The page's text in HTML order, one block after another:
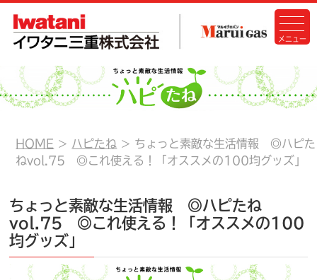
HOME ハピたね
ちょっと素敵な生活情報 ◎ハピた
ねvol.75 ◎これ使える！「オススメの100均グッズ」
ちょっと素敵な生活情報 ◎ハピたね
vol.75 ◎これ使える！「オススメの100
均グッズ」